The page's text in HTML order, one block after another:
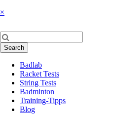
×
Keywords
Search
navigationBadlab
Racket Tests
String Tests
Badminton
Training-Tipps
Blog